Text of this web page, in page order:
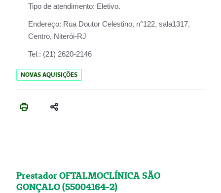
Tipo de atendimento: Eletivo.
Endereço: Rua Doutor Celestino, n°122, sala1317,
Centro, Niterói-RJ
Tel.: (21) 2620-2146
NOVAS AQUISIÇÕES
Prestador OFTALMOCLÍNICA SÃO
GONÇALO (55004164-2)